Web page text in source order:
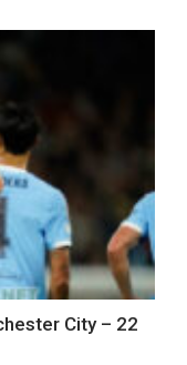
City – 22